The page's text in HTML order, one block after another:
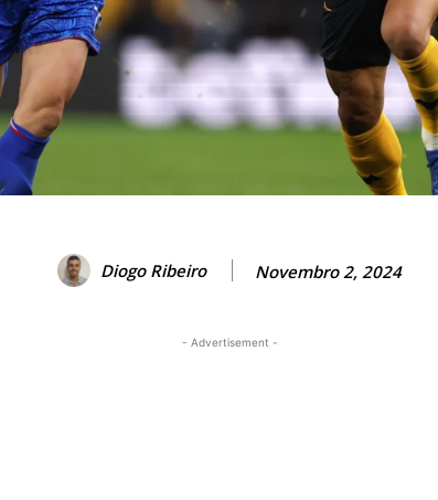
Diogo Ribeiro Novembro 2, 2024
- Advertisement -